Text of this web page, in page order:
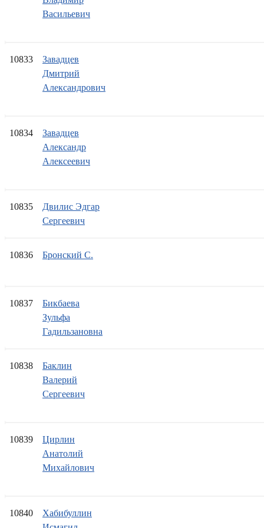
Васильевич
10833
Завадцев
Дмитрий
Александрович
10834
Завадцев
Александр
Алексеевич
10835
Двилис Эдгар
Сергеевич
10836 Бронский С.
10837
Бикбаева
Зульфа
Гадильзановна
10838
Баклин
Валерий
Сергеевич
10839
Цирлин
Анатолий
Михайлович
10840
Хабибуллин